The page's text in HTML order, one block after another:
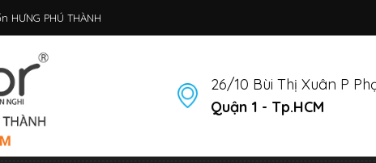
HƯNG PHÚ THÀNH
26/10 Bùi Thị Xuân P
Quận 1 - Tp.HCM